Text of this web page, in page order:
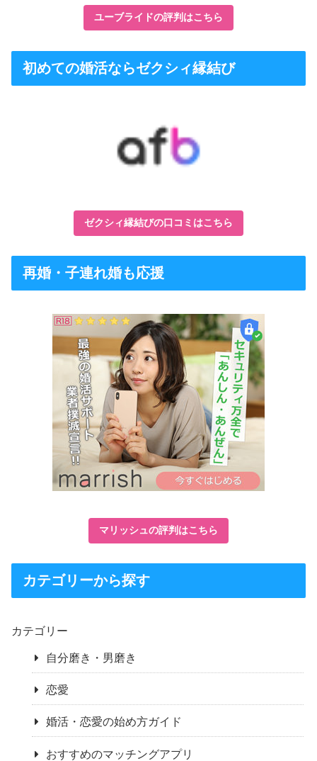
ユーブライドの評判はこちら
初めての婚活ならゼクシィ縁結び
ゼクシィ縁結びの口コミはこちら
再婚・子連れ婚も応援
マリッシュの評判はこちら
カテゴリーから探す
カテゴリー
自分磨き・男磨き
恋愛
婚活・恋愛の始め方ガイド
おすすめのマッチングアプリ